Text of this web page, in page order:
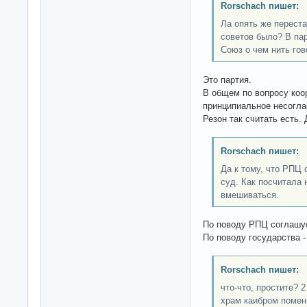
Rorschach пишет:
Ла опять же
советов было? В
Союз о чем нить
Это партия.
В общем по вопросу
принципиальное
Резон так считать
Rorschach пишет:
Да к тому, что РПЦ
суд. Как посчитала
вмешиваться.
По поводу РПЦ
По поводу
Rorschach пишет:
что-что, простите?
храм каибром